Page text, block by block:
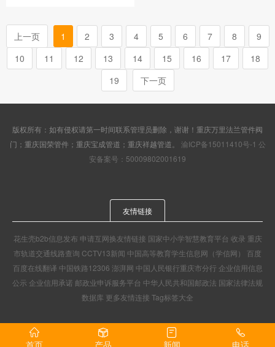
上一页 1 2 3 4 5 6 7 8
9
10
11 12 13 14 15 16 17
18
19
下一页
版权所有：如有侵权请第一时间联系管理员删除，谢谢！重庆万里法兰管件阀
门；重庆国荣管件；重庆宝成管道；重庆祥越管道。 渝ICP备15011410号-1 公
安备案号：50009802001619
友情链接
花生壳b2b信息发布 申请互网换友情链接 国家中小学智慧教育平台 收录 重庆
市轨道交通线路查询 CCTV13新闻 中国高等教育学生信息网（学信网） 百度
百度在线翻译 中国铁路12306 澎湃网 中国人民银行重庆市分行 企业信用信息
公示 企业信用承诺 邮政业申诉服务平台 中华人民共和国邮政法 国家法律法规
数据库 更多友情连接 Tag标签大全
首页 产品 新闻 电话